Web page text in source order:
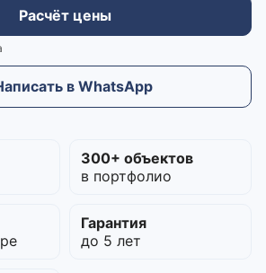
Расчёт цены
в WhatsApp
300+ объектов
в портфолио
Гарантия
до 5 лет